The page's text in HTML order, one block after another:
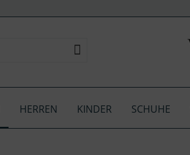
HERREN KINDER SCHUHE